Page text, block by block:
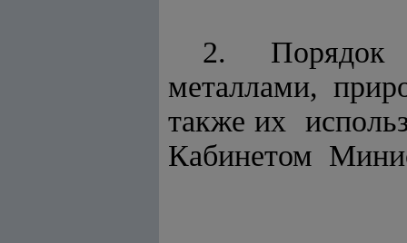
2. Порядок
металлами,
также их
Кабинетом